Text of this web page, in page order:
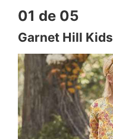
01 de 05
Garnet Hill Kids